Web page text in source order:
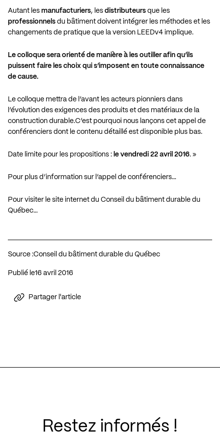
Autant les manufacturiers, les distributeurs que les
professionnels du bâtiment doivent intégrer les méthodes et les
changements de pratique que la version LEEDv4 implique.
Le colloque sera orienté de manière à les outiller afin qu’ils
puissent faire les choix qui s’imposent en toute connaissance
de cause.
Le colloque mettra de l’avant les acteurs pionniers dans
l’évolution des exigences des produits et des matériaux de la
construction durable.C’est pourquoi nous lançons cet appel de
conférenciers dont le contenu détaillé est disponible plus bas.
Date limite pour les propositions : le vendredi 22 avril 2016. »
Pour plus d’information sur l’appel de conférenciers…
Pour visiter le site internet du Conseil du bâtiment durable du
Québec…
Source :Conseil du bâtiment durable du Québec
Publié le 16 avril 2016
Partager l'article
Restez informés !